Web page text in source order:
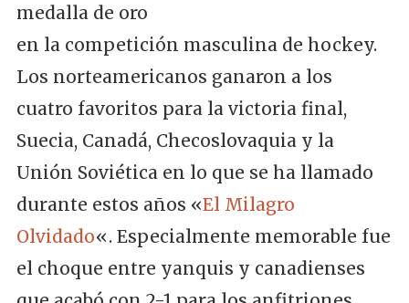
medalla de oro
en la competición masculina de hockey.
Los norteamericanos ganaron a los
cuatro favoritos para la victoria final,
Suecia, Canadá, Checoslovaquia y la
Unión Soviética en lo que se ha llamado
durante estos años «El Milagro
Olvidado«. Especialmente memorable fue
el choque entre yanquis y canadienses